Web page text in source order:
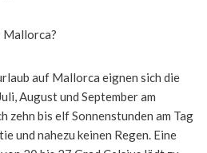
Mallorca?
auf Mallorca eignen sich die
August und September am
bis elf Sonnenstunden am Tag
und nahezu keinen Regen. Eine